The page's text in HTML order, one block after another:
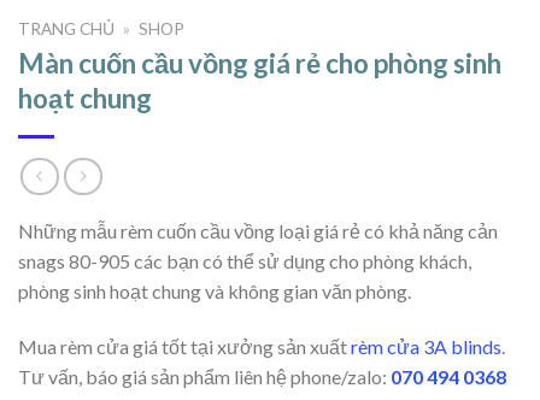
TRANG CHỦ » SHOP
Màn cuốn cầu vồng giá rẻ cho phòng sinh
hoạt chung
Những mẫu rèm cuốn cầu vồng loại giá rẻ có khả năng cản
snags 80-905 các bạn có thể sử dụng cho phòng khách,
phòng sinh hoạt chung và không gian văn phòng.
Mua rèm cửa giá tốt tại xưởng sản xuấtrèm cửa 3A blinds
Tư vấn, báo giá sản phẩm liên hệ phone/zalo: 070 494 0368